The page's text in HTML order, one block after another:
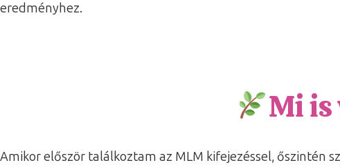
eredményhez.
Mi is
Amikor először találkoztam az MLM kifejezéssel, őszintén